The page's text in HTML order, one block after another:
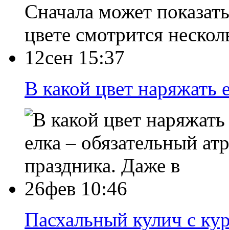
Сначала может
цвете смотрится
12сен 15:37
В какой цвет наряжать
елка – обязательный
праздника. Даже в
26фев 10:46
Пасхальный кулич с